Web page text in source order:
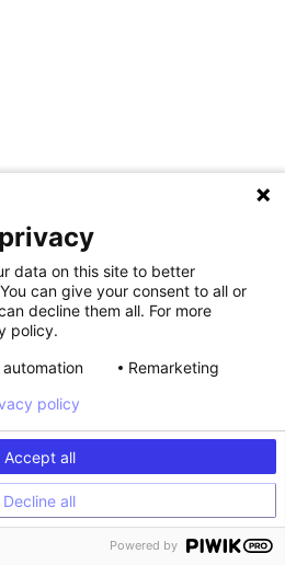
data on this site to better
can give your consent to all or
decline them all. For more
policy.
Remarketing
Accept all
Decline all
policy
Powered by